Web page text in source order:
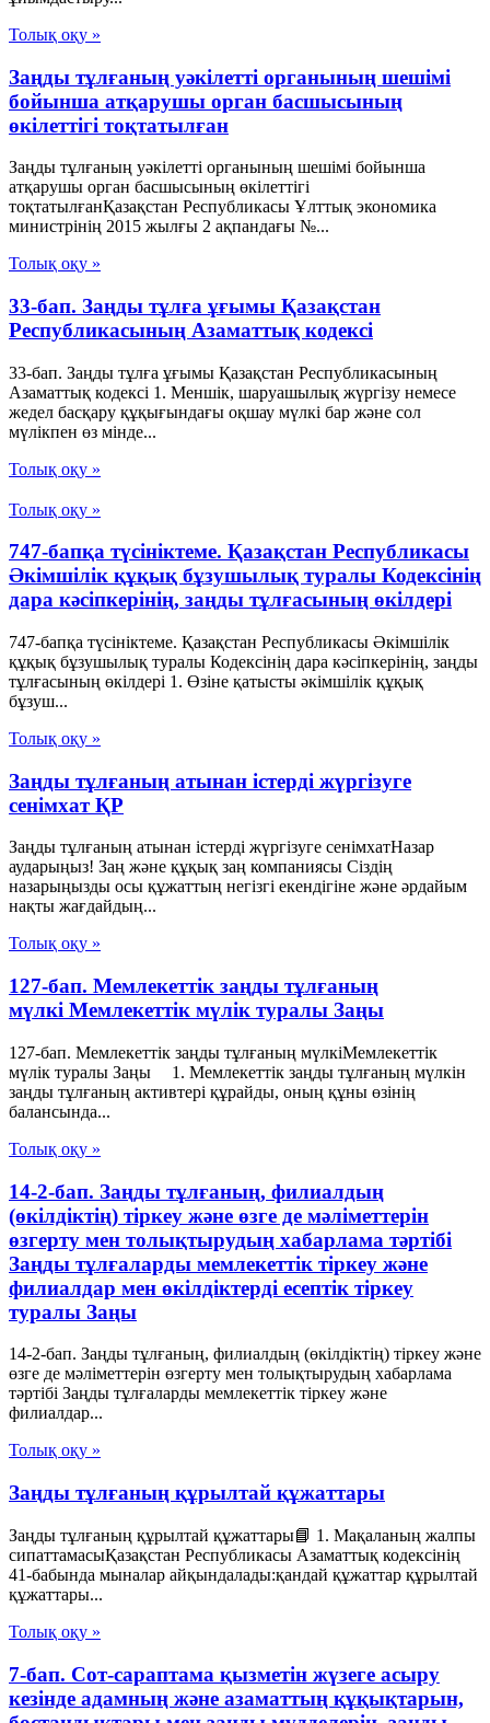
Толық оқу »
Заңды тұлғаның уәкілетті органының шешімі
бойынша атқарушы орган басшысының
өкілеттігі тоқтатылған
Заңды тұлғаның уәкілетті органының шешімі бойынша
атқарушы орган басшысының өкілеттігі
тоқтатылғанҚазақстан Республикасы Ұлттық экономика
министрінің 2015 жылғы 2 ақпандағы №...
Толық оқу »
33-бап. Заңды тұлға ұғымы Қазақстан
Республикасының Азаматтық кодексi
33-бап. Заңды тұлға ұғымы Қазақстан Республикасының
Азаматтық кодексi 1. Меншiк, шаруашылық жүргiзу немесе
жедел басқару құқығындағы оқшау мүлкi бар және сол
мүлiкпен өз мiнде...
Толық оқу »
Толық оқу »
747-бапқа түсініктеме. Қазақстан Республикасы
Әкімшілік құқық бұзушылық туралы Кодексінің
дара кәсіпкерінің, заңды тұлғасының өкілдері
747-бапқа түсініктеме. Қазақстан Республикасы Әкімшілік
құқық бұзушылық туралы Кодексінің дара кәсіпкерінің, заңды
тұлғасының өкілдері 1. Өзіне қатысты әкімшілік құқық
бұзуш...
Толық оқу »
Заңды тұлғаның атынан істерді жүргізуге
сенімхат ҚР
Заңды тұлғаның атынан істерді жүргізуге сенімхатНазар
аударыңыз! Заң және құқық заң компаниясы Сіздің
назарыңызды осы құжаттың негізгі екендігіне және әрдайым
нақты жағдайдың...
Толық оқу »
127-бап. Мемлекеттік заңды тұлғаның
мүлкі Мемлекеттік мүлік туралы Заңы
127-бап. Мемлекеттік заңды тұлғаның мүлкіМемлекеттік
мүлік туралы Заңы 1. Мемлекеттік заңды тұлғаның мүлкін
заңды тұлғаның активтері құрайды, оның құны өзінің
балансында...
Толық оқу »
14-2-бап. Заңды тұлғаның, филиалдың
(өкілдіктің) тіркеу және өзге де мәліметтерін
өзгерту мен толықтырудың хабарлама тәртібі
Заңды тұлғаларды мемлекеттік тіркеу және
филиалдар мен өкілдіктерді есептік тіркеу
туралы Заңы
14-2-бап. Заңды тұлғаның, филиалдың (өкілдіктің) тіркеу және
өзге де мәліметтерін өзгерту мен толықтырудың хабарлама
тәртібі Заңды тұлғаларды мемлекеттік тіркеу және
филиалдар...
Толық оқу »
Заңды тұлғаның құрылтай құжаттары
Заңды тұлғаның құрылтай құжаттары📘 1. Мақаланың жалпы
сипаттамасыҚазақстан Республикасы Азаматтық кодексінің
41-бабында мыналар айқындалады:қандай құжаттар құрылтай
құжаттары...
Толық оқу »
7-бап. Сот-сараптама қызметін жүзеге асыру
кезінде адамның және азаматтың құқықтарын,